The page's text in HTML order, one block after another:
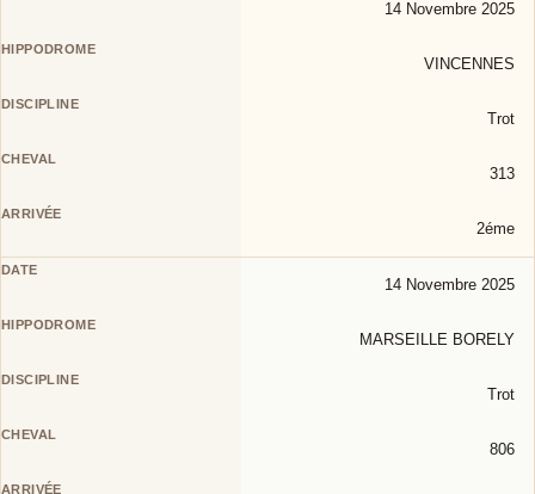
14 Novembre 2025
VINCENNES
Trot
313
2éme
14 Novembre 2025
MARSEILLE BORELY
Trot
806